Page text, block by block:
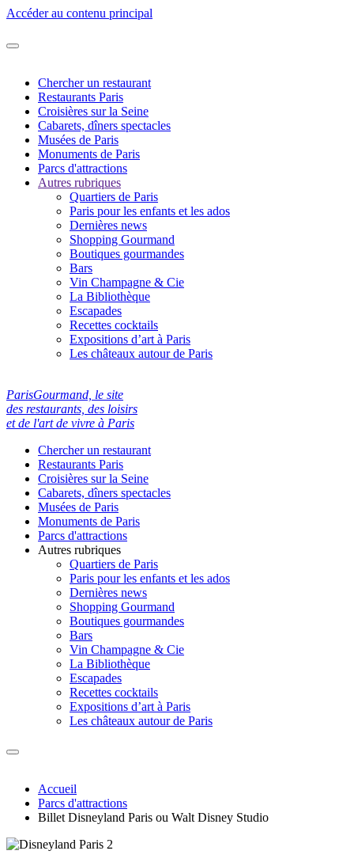
Accéder au contenu principal
Chercher un restaurant
Restaurants Paris
Croisières sur la Seine
Cabarets, dîners spectacles
Musées de Paris
Monuments de Paris
Parcs d'attractions
Autres rubriques
Quartiers de Paris
Paris pour les enfants et les ados
Dernières news
Shopping Gourmand
Boutiques gourmandes
Bars
Vin Champagne & Cie
La Bibliothèque
Escapades
Recettes cocktails
Expositions d’art à Paris
Les châteaux autour de Paris
ParisGourmand, le site
des restaurants, des loisirs
et de l'art de vivre à Paris
Chercher un restaurant
Restaurants Paris
Croisières sur la Seine
Cabarets, dîners spectacles
Musées de Paris
Monuments de Paris
Parcs d'attractions
Autres rubriques
Quartiers de Paris
Paris pour les enfants et les ados
Dernières news
Shopping Gourmand
Boutiques gourmandes
Bars
Vin Champagne & Cie
La Bibliothèque
Escapades
Recettes cocktails
Expositions d’art à Paris
Les châteaux autour de Paris
Accueil
Parcs d'attractions
Billet Disneyland Paris ou Walt Disney Studio